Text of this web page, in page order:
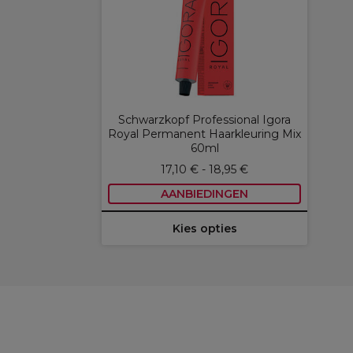
Schwarzkopf Professional Igora
Royal Permanent Haarkleuring Mix
60ml
17,10 € - 18,95 €
AANBIEDINGEN
Kies opties